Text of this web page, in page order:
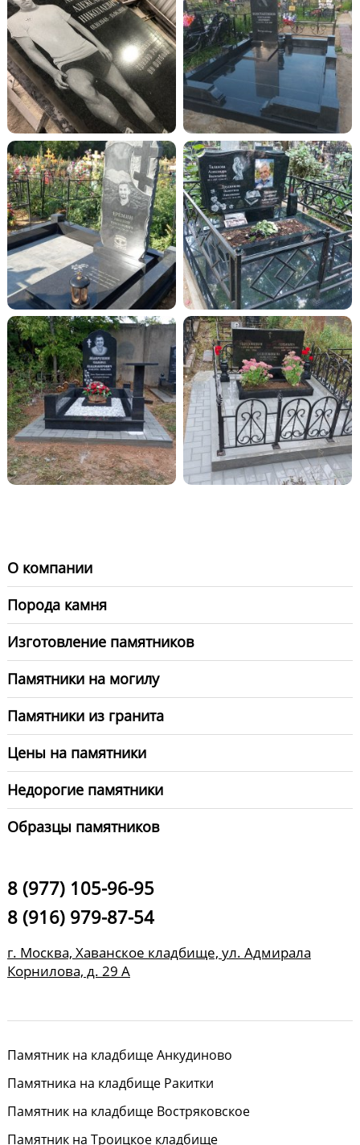
О компании
Порода камня
Изготовление памятников
Памятники на могилу
Памятники из гранита
Цены на памятники
Недорогие памятники
Образцы памятников
8 (977) 105-96-95
8 (916) 979-87-54
г. Москва, Хаванское кладбище, ул. Адмирала
Корнилова, д. 29 А
Памятник на кладбище Анкудиново
Памятника на кладбище Ракитки
Памятник на кладбище Востряковское
Памятник на Троицкое кладбище